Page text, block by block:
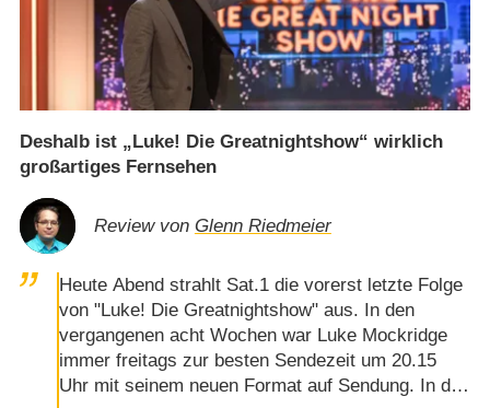
Deshalb ist „Luke! Die Greatnightshow“ wirklich
großartiges Fernsehen
Review von Glenn Riedmeier
Heute Abend strahlt Sat.1 die vorerst letzte Folge
von "Luke! Die Greatnightshow" aus. In den
vergangenen acht Wochen war Luke Mockridge
immer freitags zur besten Sendezeit um 20.15
Uhr mit seinem neuen Format auf Sendung. In den